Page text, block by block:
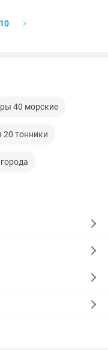
10
40 морские
20 тонники